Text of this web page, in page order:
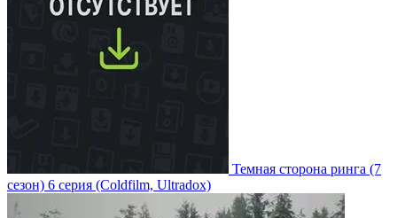
Темная сторона ринга (7
сезон) 6 серия (Coldfilm, Ultradox)